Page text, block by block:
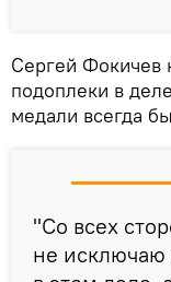
Сергей Фокичев
подоплеки в
медали всегда
"Со всех
не исключаю